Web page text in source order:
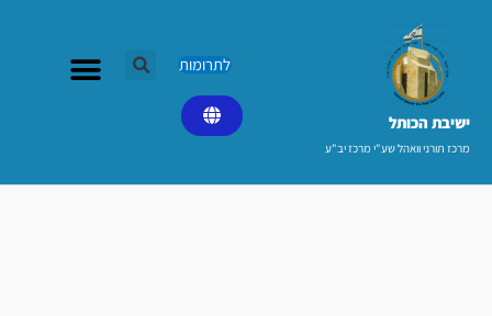
ישיבת הכותל​
מרכז תורני וואהל שע"י מרכז יב"ע
לתרומות